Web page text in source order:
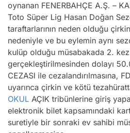
oynanan FENERBAHÇE A.Ş. –
Toto Süper Lig Hasan Doğan
taraftarlarının neden olduğu
nedeniyle ve bu eylemin aynı
kulüp olduğu müsabakada 2. kez
gerçekleştirilmesinden dolayı
CEZASI ile cezalandırılmasına,
uyarınca çirkin ve kötü
OKUL AÇIK tribünlerine giriş
elektronik bilet kapsamındaki
suretiyle bir sonraki ev sahibi